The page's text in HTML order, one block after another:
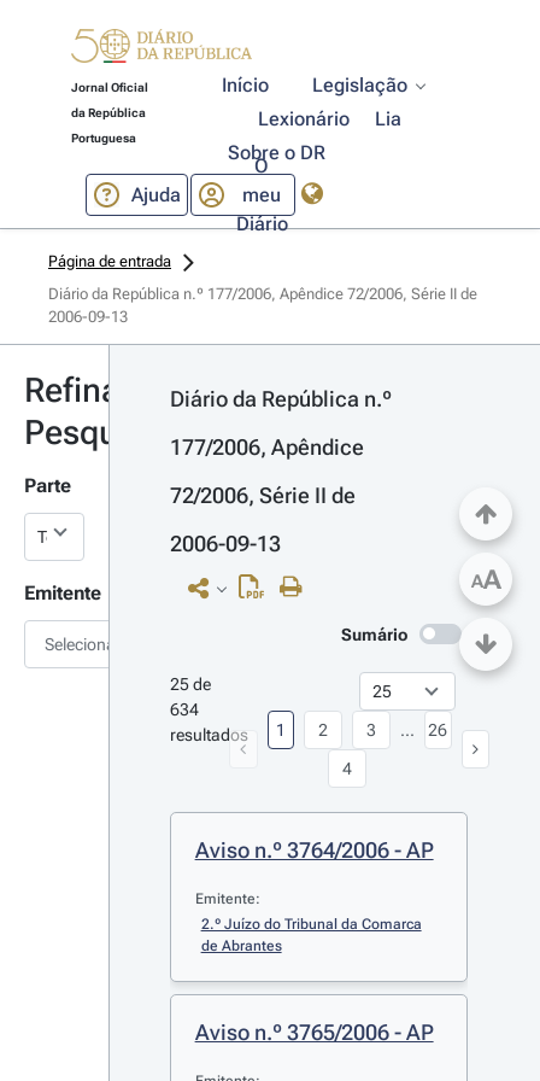
Jornal Oficial
da República
Portuguesa
Início
Legislação
Lexionário
Lia
Sobre o DR
Ajuda
O
meu
Diário
Página de entrada
Diário da República n.º 177/2006, Apêndice 72/2006, Série II de
2006-09-13
Refinar
Pesquisa
Parte
Emitente
Selecionar
Diário da República n.º
177/2006, Apêndice
72/2006, Série II de
2006-09-13
Sumário
25 de
634
resultados
1 2
3
4
... 26
Aviso n.º 3764/2006 - AP
Emitente:
2.º Juízo do Tribunal da Comarca
de Abrantes
Aviso n.º 3765/2006 - AP
AA